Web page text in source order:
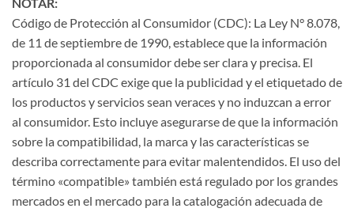
NOTAR:
Código de Protección al Consumidor (CDC): La Ley N° 8.078,
de 11 de septiembre de 1990, establece que la información
proporcionada al consumidor debe ser clara y precisa. El
artículo 31 del CDC exige que la publicidad y el etiquetado de
los productos y servicios sean veraces y no induzcan a error
al consumidor. Esto incluye asegurarse de que la información
sobre la compatibilidad, la marca y las características se
describa correctamente para evitar malentendidos. El uso del
término «compatible» también está regulado por los grandes
mercados en el mercado para la catalogación adecuada de